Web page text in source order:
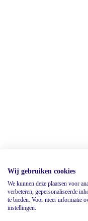
Wij gebruiken cookies
We kunnen deze plaatsen voor
verbeteren, gepersonaliseerde
te bieden. Voor meer informatie
instellingen.